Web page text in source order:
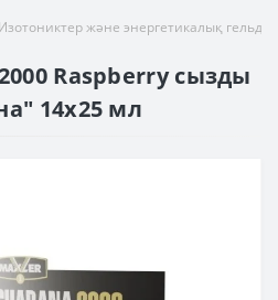
Изотониктер және энергетикалық гельдер
Raspberry сызды
14x25 мл